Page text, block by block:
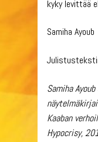
kyky levittää
Samiha Ayoub
Samiha
Kaaban
Hypocrisy,